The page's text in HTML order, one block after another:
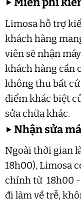
Limosa hỗ trợ
khách hàng
viên sẽ nhận
khách hàng cần
không thu bất
điểm khác biệt
sửa chữa khác.
▶Nhận sửa
Ngoài thời gian
18h00), Limosa
chính từ 18h00 -
đi làm về trễ,